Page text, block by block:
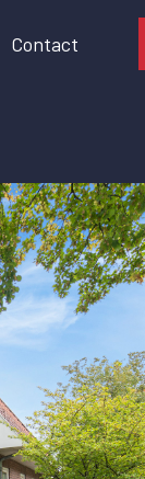
Contact